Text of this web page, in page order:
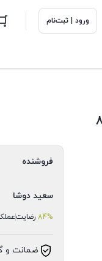
ورود | ثبت‌نام
فروشنده
سعید دوشا
84% رضایت
ضمانت و